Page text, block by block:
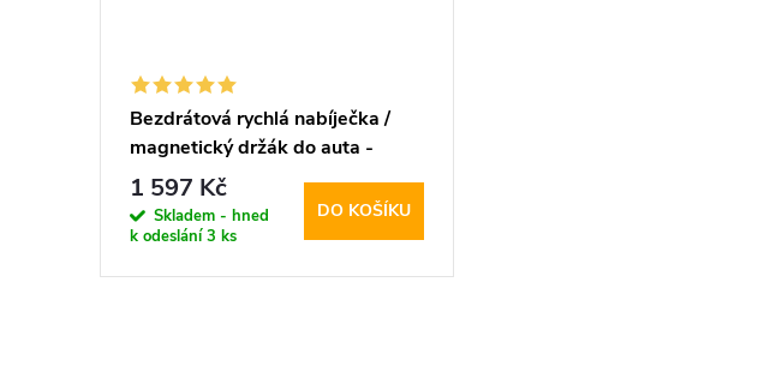
Bezdrátová rychlá nabíječka /
magnetický držák do auta -
Pitaka, MagMount Qi
1 597 Kč
Skladem - hned
k odeslání3 ks
DO KOŠÍKU